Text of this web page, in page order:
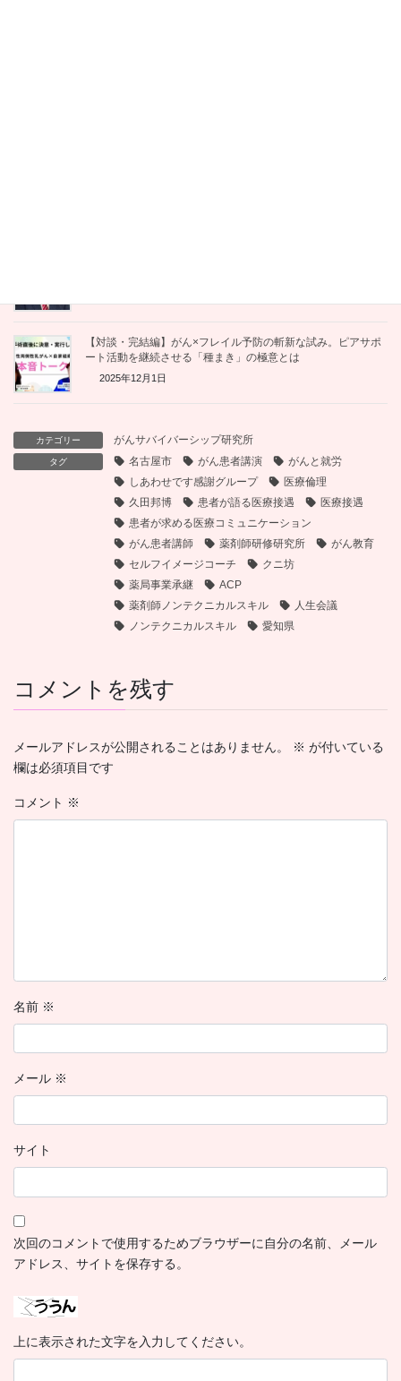
【対談・完結編】がん×フレイル予防の斬新な試み。ピアサポ
ート活動を継続させる「種まき」の極意とは
2025年12月1日
カテゴリー がんサバイバーシップ研究所
タグ 名古屋市 がん患者講演
がんと就労
しあわせです感謝グループ
医療倫理
久田邦博
患者が語る医療接遇
医療接遇
患者が求める医療コミュニケーション
がん患者講師
薬剤師研修研究所
がん教育
セルフイメージコーチ
クニ坊
薬局事業承継
ACP
薬剤師ノンテクニカルスキル
人生会議
ノンテクニカルスキル
愛知県
コメントを残す
メールアドレスが公開されることはありません。 ※ が付いている
欄は必須項目です
コメント ※
名前 ※
メール ※
サイト
次回のコメントで使用するためブラウザーに自分の名前、メール
アドレス、サイトを保存する。
上に表示された文字を入力してください。